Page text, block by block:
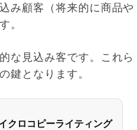
み顧客（将来的に商品や
。
な見込み客です。これら
鍵となります。
クロコピーライティング